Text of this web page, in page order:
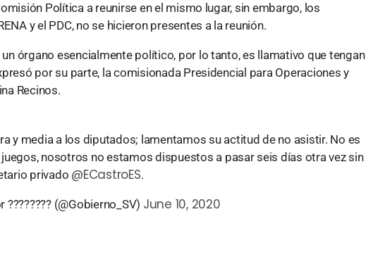
Política a reunirse en el mismo lugar, sin embargo, los
y el PDC, no se hicieron presentes a la reunión.
órgano esencialmente político, por lo tanto, es llamativo que tengan
por su parte, la comisionada Presidencial para Operaciones y
Recinos.
y media a los diputados; lamentamos su actitud de no asistir. No es
nosotros no estamos dispuestos a pasar seis días otra vez sin
privado @ECastroES.
(@Gobierno_SV) June 10, 2020